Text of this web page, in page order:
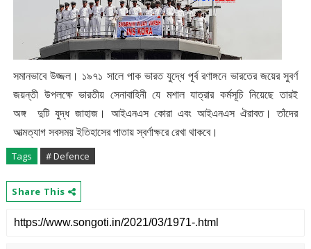
সমানভাবে উজ্জল। ১৯৭১ সালে পাক ভারত যুদ্ধে পূর্ব রণাঙ্গনে ভারতের জয়ের সুবর্ণ
জয়ন্তী উপলক্ষে ভারতীয় সেনাবাহিনী যে মশাল যাত্রার কর্মসূচি নিয়েছে তারই
অঙ্গ
দুটি যুদ্ধ জাহাজ। আইএনএস কোরা এবং আইএনএস ঐরাবত। তাঁদের
আত্মত্যাগ সবসময় ইতিহাসের পাতায় স্বর্ণাক্ষরে রেখা থাকবে।
Tags # Defence
Share This